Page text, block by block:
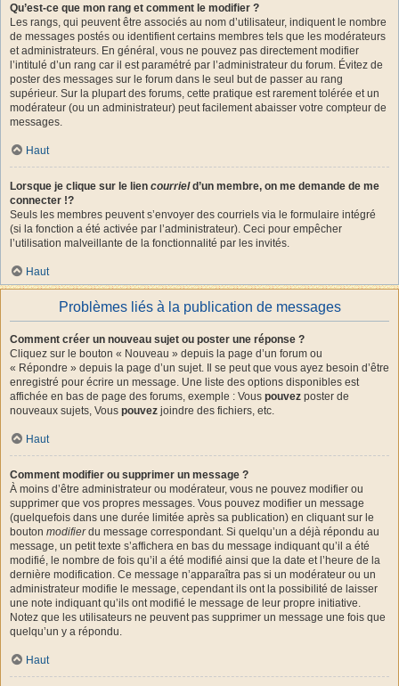
Qu’est-ce que mon rang et comment le modifier ?
Les rangs, qui peuvent être associés au nom d’utilisateur, indiquent le nombre
de messages postés ou identifient certains membres tels que les modérateurs
et administrateurs. En général, vous ne pouvez pas directement modifier
l’intitulé d’un rang car il est paramétré par l’administrateur du forum. Évitez de
poster des messages sur le forum dans le seul but de passer au rang
supérieur. Sur la plupart des forums, cette pratique est rarement tolérée et un
modérateur (ou un administrateur) peut facilement abaisser votre compteur de
messages.
Haut
Lorsque je clique sur le lien courrield’un membre, on me demande de me
connecter !?
Seuls les membres peuvent s’envoyer des courriels via le formulaire intégré
(si la fonction a été activée par l’administrateur). Ceci pour empêcher
l’utilisation malveillante de la fonctionnalité par les invités.
Haut
Problèmes liés à la publication de messages
Comment créer un nouveau sujet ou poster une réponse ?
Cliquez sur le bouton « Nouveau » depuis la page d’un forum ou
« Répondre » depuis la page d’un sujet. Il se peut que vous ayez besoin d’être
enregistré pour écrire un message. Une liste des options disponibles est
affichée en bas de page des forums, exemple : Vous pouvez poster de
nouveaux sujets, Vous pouvez joindre des fichiers, etc.
Haut
Comment modifier ou supprimer un message ?
À moins d’être administrateur ou modérateur, vous ne pouvez modifier ou
supprimer que vos propres messages. Vous pouvez modifier un message
(quelquefois dans une durée limitée après sa publication) en cliquant sur le
bouton modifierdu message correspondant. Si quelqu’un a déjà répondu au
message, un petit texte s’affichera en bas du message indiquant qu’il a été
modifié, le nombre de fois qu’il a été modifié ainsi que la date et l’heure de la
dernière modification. Ce message n’apparaîtra pas si un modérateur ou un
administrateur modifie le message, cependant ils ont la possibilité de laisser
une note indiquant qu’ils ont modifié le message de leur propre initiative.
Notez que les utilisateurs ne peuvent pas supprimer un message une fois que
quelqu’un y a répondu.
Haut